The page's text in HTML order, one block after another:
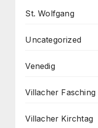
St. Wolfgang
Uncategorized
Venedig
Villacher Fasching
Villacher Kirchtag